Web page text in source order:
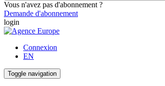
Vous n'avez pas d'abonnement ?
Demande d'abonnement
login
Connexion
EN
Toggle navigation